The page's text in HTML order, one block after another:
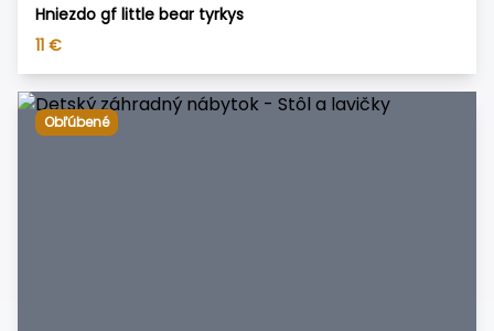
Hniezdo gf little bear tyrkys
11 €
Obľúbené